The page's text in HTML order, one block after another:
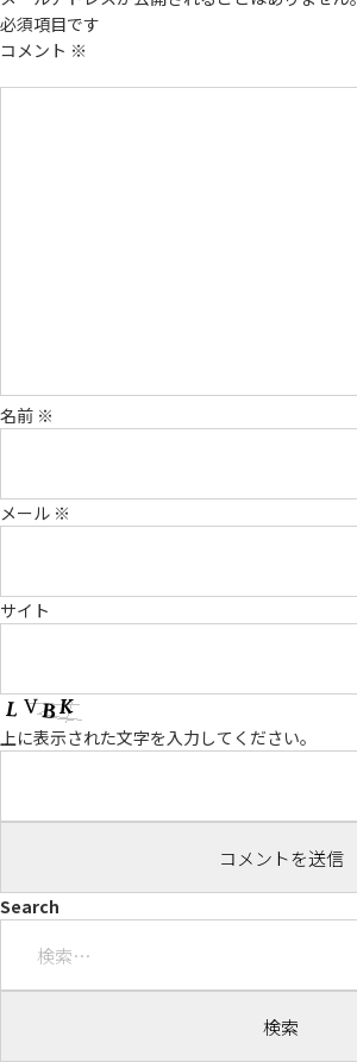
必須項目です
コメント ※
名前 ※
メール ※
サイト
上に表示された文字を入力してください。
Search